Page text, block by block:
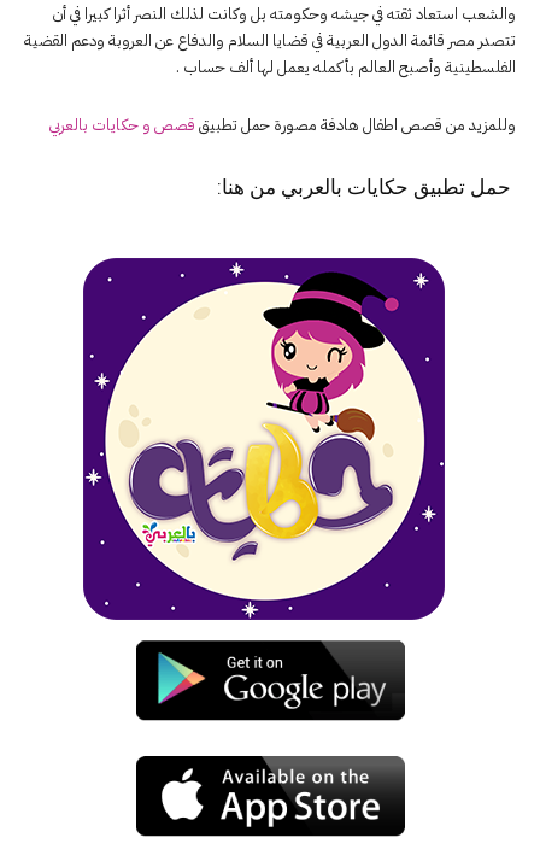
والشعب استعاد ثقته في جيشه وحكومته بل وكانت لذلك النصر أثرا كبيرا في أن
تتصدر مصر قائمة الدول العربية في قضايا السلام والدفاع عن العروبة ودعم القضية
الفلسطينية وأصبح العالم بأكمله يعمل لها ألف حساب .
وللمزيد من قصص اطفال هادفة مصورة حمل تطبيق قصص و حكايات بالعربي
حمل تطبيق حكايات بالعربي من هنا: